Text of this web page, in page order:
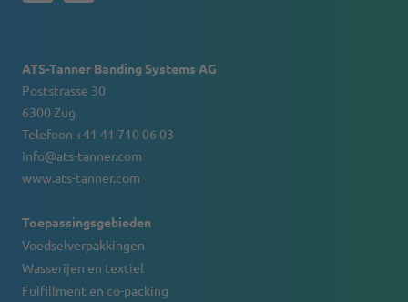
ATS-Tanner Banding Systems AG
Poststrasse 30
6300 Zug
Telefoon +41 41 710 06 03
info@ats-tanner.com
www.ats-tanner.com
Toepassingsgebieden
Voedselverpakkingen
Wasserijen en textiel
Fulfillment en co-packing